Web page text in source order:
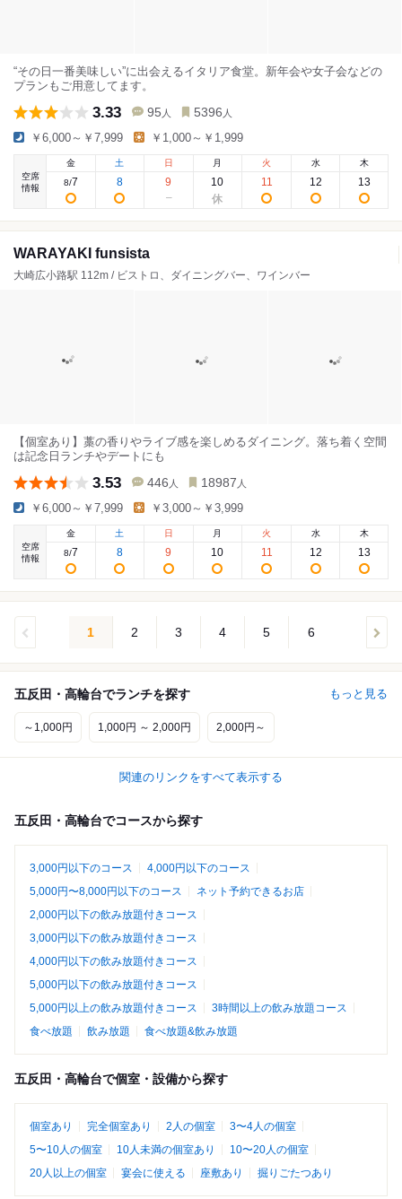
“その日一番美味しい”に出会えるイタリア食堂。新年会や女子会などの
プランもご用意してます。
3.33 95 人 5396 人
￥6,000～￥7,999 ￥1,000～￥1,999
空席
情報
金
8/7
土
8
日
9
月
10
火
11
水
12
木
13
WARAYAKI funsista
大崎広小路駅 112m / ビストロ、ダイニングバー、ワインバー
【個室あり】藁の香りやライブ感を楽しめるダイニング。落ち着く空間
は記念日ランチやデートにも
3.53 446 人 18987 人
￥6,000～￥7,999 ￥3,000～￥3,999
空席
情報
金
8/7
土
8
日
9
月
10
火
11
水
12
木
13
1 2 3 4 5 6
五反田・高輪台でランチを探す もっと見る
～1,000円 1,000円 ～ 2,000円 2,000円～
関連のリンクをすべて表示する
五反田・高輪台でコースから探す
3,000円以下のコース
4,000円以下のコース
5,000円〜8,000円以下のコース
ネット予約できるお店
2,000円以下の飲み放題付きコース
3,000円以下の飲み放題付きコース
4,000円以下の飲み放題付きコース
5,000円以下の飲み放題付きコース
5,000円以上の飲み放題付きコース
3時間以上の飲み放題コース
食べ放題
飲み放題 食べ放題&飲み放題
五反田・高輪台で個室・設備から探す
個室あり 完全個室あり 2人の個室
3〜4人の個室
5〜10人の個室
10人未満の個室あり
10〜20人の個室
20人以上の個室
宴会に使える 座敷あり 掘りごたつあり